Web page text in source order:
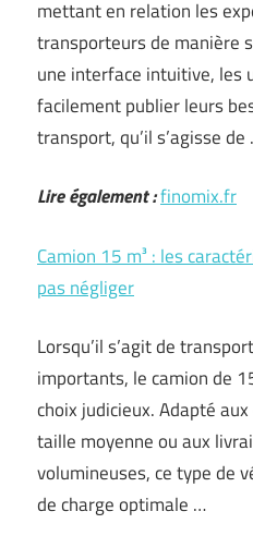
mettant en relation les
transporteurs de manière
une interface intuitive, les
facilement publier leurs
transport, qu’il s’agisse
Lire également :finomix.fr
Camion 15 m³ : les
pas négliger
Lorsqu’il s’agit de
importants, le camion de
choix judicieux. Adapté
taille moyenne ou aux
volumineuses, ce type de
de charge optimale …